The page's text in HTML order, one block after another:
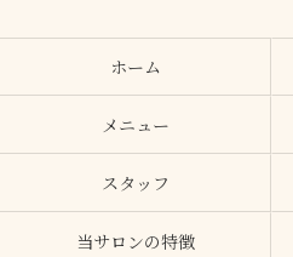
ホーム
メニュー
スタッフ
当サロンの特徴